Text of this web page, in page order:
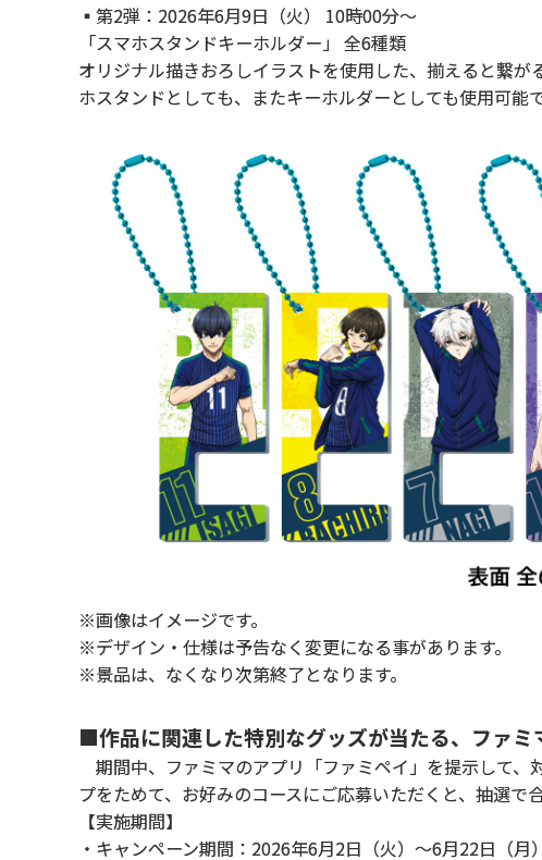
▪第2弾：2026年6月9日（火） 10時00分～
「スマホスタンドキーホルダー」 全6種類
オリジナル描きおろしイラストを使用した、揃えると繋
ホスタンドとしても、またキーホルダーとしても使用可能で
※画像はイメージです。
※デザイン・仕様は予告なく変更になる事があります。
※景品は、なくなり次第終了となります。
■作品に関連した特別なグッズが当たる、ファミ
期間中、ファミマのアプリ「ファミペイ」を提示して、
プをためて、お好みのコースにご応募いただくと、抽選で
【実施期間】
・キャンペーン期間：2026年6月2日（火）～6月22日（月）